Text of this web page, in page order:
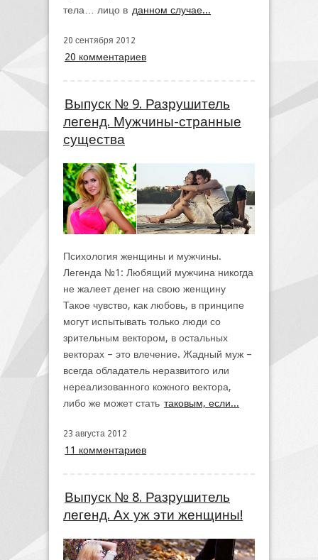
тела… лицо в данном случае...
20 сентября 2012
20 комментариев
Выпуск № 9. Разрушитель
легенд. Мужчины-странные
существа
Психология женщины и мужчины.
Легенда №1: Любящий мужчина никогда
не жалеет денег на свою женщину
Такое чувство, как любовь, в принципе
могут испытывать только люди со
зрительным вектором, в остальных
векторах – это влечение. Жадный муж –
всегда обладатель неразвитого или
нереализованного кожного вектора,
либо же может стать таковым, если...
23 августа 2012
11 комментариев
Выпуск № 8. Разрушитель
легенд. Ах уж эти женщины!